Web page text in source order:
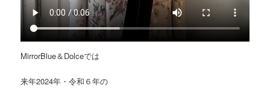
MirrorBlue＆Dolceでは
来年2024年・令和６年の